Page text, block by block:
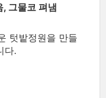
그물코 펴냄
텃밭정원을 만들
다.